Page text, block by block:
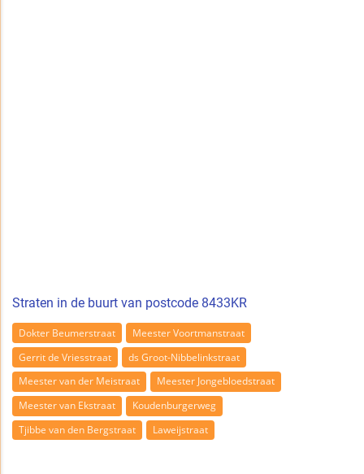
Straten in de buurt van postcode 8433KR
Dokter Beumerstraat
Meester Voortmanstraat
Gerrit de Vriesstraat
ds Groot-Nibbelinkstraat
Meester van der Meistraat
Meester Jongebloedstraat
Meester van Ekstraat
Koudenburgerweg
Tjibbe van den Bergstraat
Laweijstraat